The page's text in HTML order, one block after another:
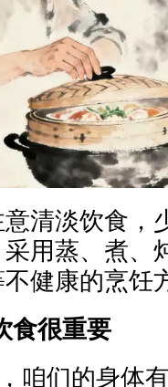
清淡饮食，
用蒸、煮、
健康的烹饪
食很重要
咱们的身体